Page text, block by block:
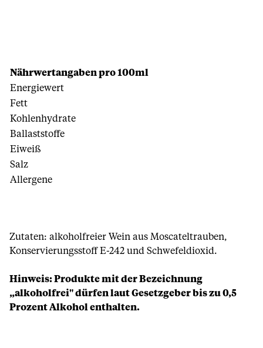
Nährwertangaben pro 100ml
Energiewert
Fett
Kohlenhydrate
Ballaststoffe
Eiweiß
Salz
Allergene
Zutaten: alkoholfreier Wein aus Moscateltrauben,
Konservierungsstoff E-242 und Schwefeldioxid.
Hinweis: Produkte mit der Bezeichnung
„alkoholfrei" dürfen laut Gesetzgeber bis zu 0,5
Prozent Alkohol enthalten.